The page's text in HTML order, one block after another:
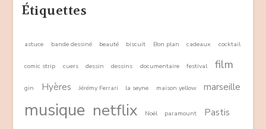
Étiquettes
astuce bande dessiné beauté biscuit Bon plan cadeaux cocktail
comic strip cuers dessin dessins documentaire festival film
gin Hyères Jérémy Ferrari la seyne maison yellow marseille
musique netflix Noël paramount Pastis